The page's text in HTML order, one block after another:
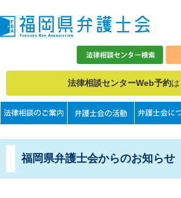
法律相談センターWeb予約
福岡県弁護士会からのお知らせ